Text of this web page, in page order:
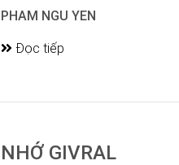
PHAM NGU YEN
Đọc tiếp
NHỚ GIVRAL